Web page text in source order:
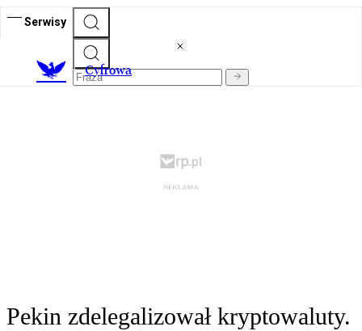
Serwisy
Cyfrowa
Pekin zdelegalizował kryptowaluty.